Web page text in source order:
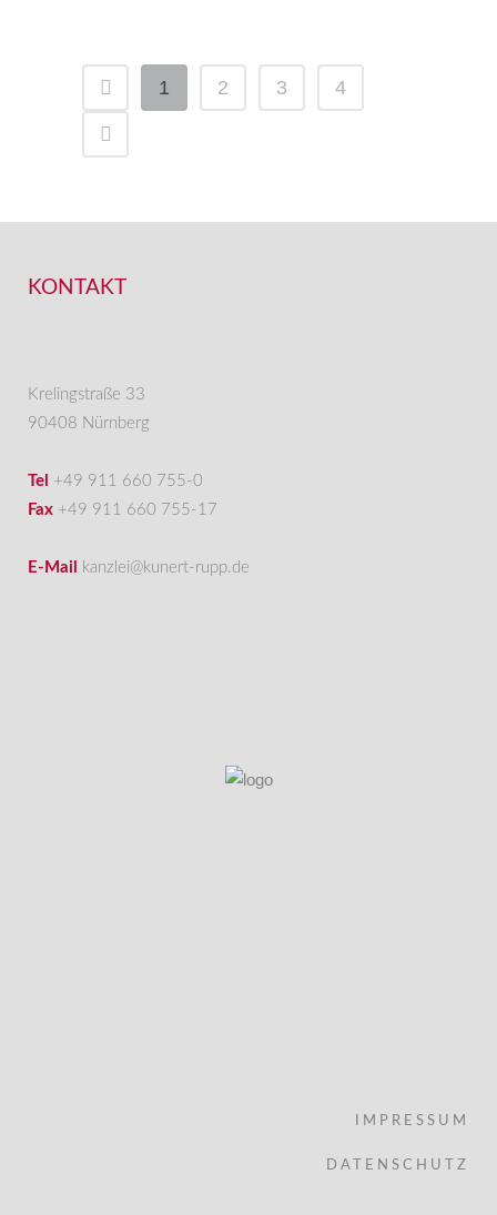
1 2 3 4
KONTAKT
Krelingstraße 33
90408 Nürnberg
Tel +49 911 660 755-0
Fax +49 911 660 755-17
E-Mail kanzlei@kunert-rupp.de
IMPRESSUM
DATENSCHUTZ